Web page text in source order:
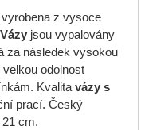
z vysoce
Vázyjsou vypalovány
za následek vysokou
odolnost
Kvalitavázy s
prací. Český
cm.